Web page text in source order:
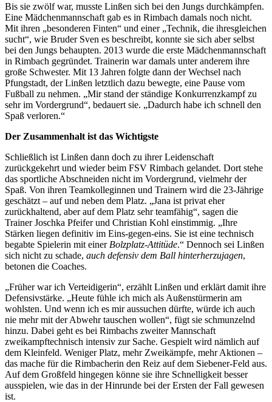
Bis sie zwölf war, musste Linßen sich bei den Jungs durchkämpfen.
Eine Mädchenmannschaft gab es in Rimbach damals noch nicht.
Mit ihren „besonderen Finten“ und einer „Technik, die ihresgleichen
sucht“, wie Bruder Sven es beschreibt, konnte sie sich aber selbst
bei den Jungs behaupten. 2013 wurde die erste Mädchenmannschaft
in Rimbach gegründet. Trainerin war damals unter anderem ihre
große Schwester. Mit 13 Jahren folgte dann der Wechsel nach
Pfungstadt, der Linßen letztlich dazu bewegte, eine Pause vom
Fußball zu nehmen. „Mir stand der ständige Konkurrenzkampf zu
sehr im Vordergrund“, bedauert sie. „Dadurch habe ich schnell den
Spaß verloren.“
Der Zusammenhalt ist das Wichtigste
Schließlich ist Linßen dann doch zu ihrer Leidenschaft
zurückgekehrt und wieder beim FSV Rimbach gelandet. Dort stehe
das sportliche Abschneiden nicht im Vordergrund, vielmehr der
Spaß. Von ihren Teamkolleginnen und Trainern wird die 23-Jährige
geschätzt – auf und neben dem Platz. „Jana ist privat eher
zurückhaltend, aber auf dem Platz sehr teamfähig“, sagen die
Trainer Joschka Pfeifer und Christian Kohl einstimmig. „Ihre
Stärken liegen definitiv im Eins-gegen-eins. Sie ist eine technisch
begabte Spielerin mit einer Bolzplatz-Attitüde.“ Dennoch sei Linßen
sich nicht zu schade, auch defensiv dem Ball hinterherzujagen,
betonen die Coaches.
„Früher war ich Verteidigerin“, erzählt Linßen und erklärt damit ihre
Defensivstärke. „Heute fühle ich mich als Außenstürmerin am
wohlsten. Und wenn ich es mir aussuchen dürfte, würde ich auch
nie mehr mit der Abwehr tauschen wollen“, fügt sie schmunzelnd
hinzu. Dabei geht es bei Rimbachs zweiter Mannschaft
zweikampftechnisch intensiv zur Sache. Gespielt wird nämlich auf
dem Kleinfeld. Weniger Platz, mehr Zweikämpfe, mehr Aktionen –
das mache für die Rimbacherin den Reiz auf dem Siebener-Feld aus.
Auf dem Großfeld hingegen könne sie ihre Schnelligkeit besser
ausspielen, wie das in der Hinrunde bei der Ersten der Fall gewesen
ist.